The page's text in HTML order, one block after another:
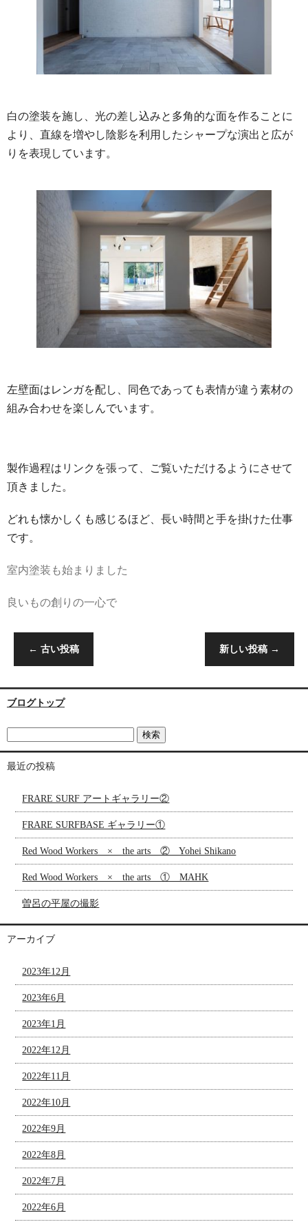
白の塗装を施し、光の差し込みと多角的な面を作ることに
より、直線を増やし陰影を利用したシャープな演出と広が
りを表現しています。
左壁面はレンガを配し、同色であっても表情が違う素材の
組み合わせを楽しんでいます。
製作過程はリンクを張って、ご覧いただけるようにさせて
頂きました。
どれも懐かしくも感じるほど、長い時間と手を掛けた仕事
です。
室内塗装も始まりました
良いもの創りの一心で
← 古い投稿 新しい投稿 →
ブログトップ
最近の投稿
FRARE SURF アートギャラリー②
FRARE SURFBASE ギャラリー①
Red Wood Workers × the arts ② Yohei Shikano
Red Wood Workers × the arts ① MAHK
曽呂の平屋の撮影
アーカイブ
2023年12月
2023年6月
2023年1月
2022年12月
2022年11月
2022年10月
2022年9月
2022年8月
2022年7月
2022年6月